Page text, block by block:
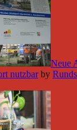
Neue
nutzbar by